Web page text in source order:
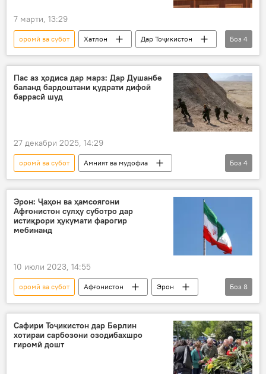
7 марти, 13:29
оромӣ ва субот Хатлон
Дар Тоҷикистон
Шӯрои амнияти Тоҷикистон
Юсуф Раҳмон
Давлаталӣ Саид
Боз 4
Пас аз ҳодиса дар марз: Дар Душанбе
баланд бардоштани қудрати дифоӣ
баррасӣ шуд
27 декабри 2025, 14:29
оромӣ ва субот
Амният ва мудофиа
Вазорати дифоъи Тоҷикистон
ҳамкориҳои амниятӣ
Дар Тоҷикистон
Боз 4
Эрон: Ҷаҳон ва ҳамсоягони
Афғонистон сулҳу суботро дар
истиқрори ҳукумати фарогир
мебинанд
10 июли 2023, 14:55
оромӣ ва субот Афғонистон
Эрон
Дар ҷаҳон
субот
Ҳукумат
Толибон
мақомот
Амният ва мудофиа
ҳамсоя
Боз 8
Сафири Тоҷикистон дар Берлин
хотираи сарбозони озодибахшро
гиромӣ дошт